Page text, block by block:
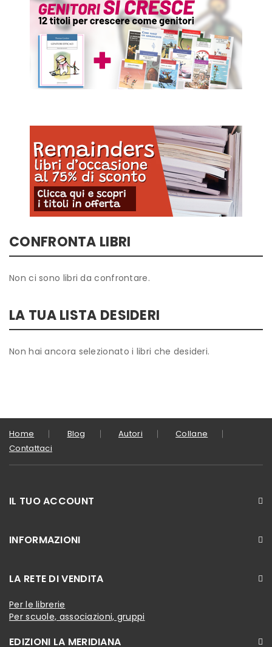
CONFRONTA LIBRI
Non ci sono libri da confrontare.
LA TUA LISTA DESIDERI
Non hai ancora selezionato i libri che desideri.
Home Blog Autori
Collane
Contattaci
IL TUO ACCOUNT
INFORMAZIONI
LA RETE DI VENDITA
Per le librerie
Per scuole, associazioni, gruppi
EDIZIONI LA MERIDIANA